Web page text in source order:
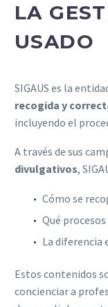
LA
USADO
SIGAUS es la
recogida y
incluyendo el
A través de sus
divulgativos,
Cómo se
Qué
La diferencia
Estos contenidos
concienciar a